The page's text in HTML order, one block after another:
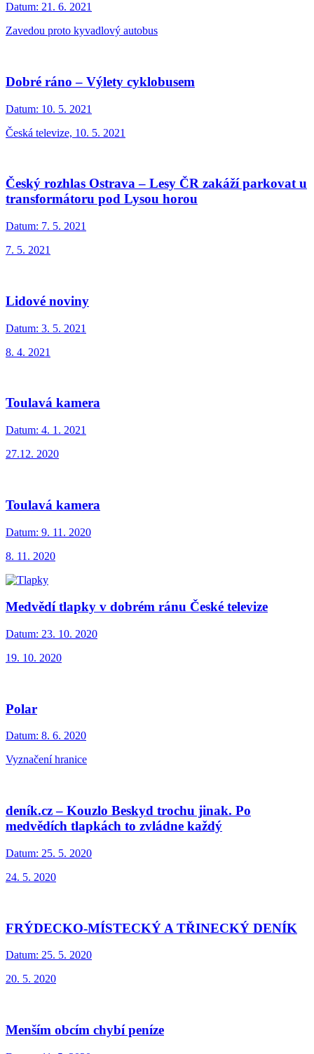
Datum: 21. 6. 2021
Zavedou proto kyvadlový autobus
Dobré ráno – Výlety cyklobusem
Datum: 10. 5. 2021
Česká televize, 10. 5. 2021
Český rozhlas Ostrava – Lesy ČR zakáží parkovat u
transformátoru pod Lysou horou
Datum: 7. 5. 2021
7. 5. 2021
Lidové noviny
Datum: 3. 5. 2021
8. 4. 2021
Toulavá kamera
Datum: 4. 1. 2021
27.12. 2020
Toulavá kamera
Datum: 9. 11. 2020
8. 11. 2020
Medvědí tlapky v dobrém ránu České televize
Datum: 23. 10. 2020
19. 10. 2020
Polar
Datum: 8. 6. 2020
Vyznačení hranice
deník.cz – Kouzlo Beskyd trochu jinak. Po
medvědích tlapkách to zvládne každý
Datum: 25. 5. 2020
24. 5. 2020
FRÝDECKO-MÍSTECKÝ A TŘINECKÝ DENÍK
Datum: 25. 5. 2020
20. 5. 2020
Menším obcím chybí peníze